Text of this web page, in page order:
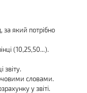
за який потрібно
(10,25,50...).
звіту.
словами.
у звіті.